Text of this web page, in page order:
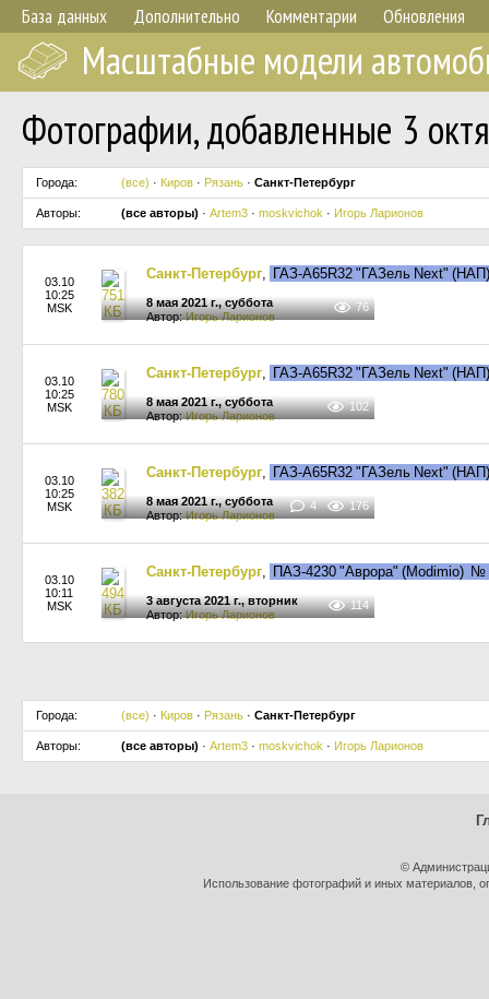
База данных Дополнительно Комментарии Обновления
Масштабные модели
Фотографии, добавленные 3
Города: (все) · Киров · Рязань · Санкт-Петербург
Авторы: (все авторы) · Artem3 · moskvichok · Игорь Ларионов
03.10
10:25
MSK
76
Санкт-Петербург, ГАЗ-A65R32 "ГАЗель Next"
8 мая 2021 г., суббота
Автор:Игорь Ларионов
03.10
10:25
MSK
102
Санкт-Петербург, ГАЗ-A65R32 "ГАЗель Next"
8 мая 2021 г., суббота
Автор:Игорь Ларионов
03.10
10:25
MSK
4 176
Санкт-Петербург, ГАЗ-A65R32 "ГАЗель Next"
8 мая 2021 г., суббота
Автор:Игорь Ларионов
03.10
10:11
MSK
114
Санкт-Петербург, ПАЗ-4230 "Аврора" (Modimio) №
3 августа 2021 г., вторник
Автор:Игорь Ларионов
Города: (все) · Киров · Рязань · Санкт-Петербург
Авторы: (все авторы) · Artem3 · moskvichok · Игорь Ларионов
©
Использование фотографий и иных материалов,